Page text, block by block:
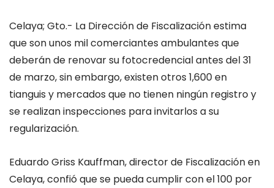
Celaya; Gto.- La Dirección de Fiscalización estima
que son unos mil comerciantes ambulantes que
deberán de renovar su fotocredencial antes del 31
de marzo, sin embargo, existen otros 1,600 en
tianguis y mercados que no tienen ningún registro y
se realizan inspecciones para invitarlos a su
regularización.
Eduardo Griss Kauffman, director de Fiscalización en
Celaya, confió que se pueda cumplir con el 100 por